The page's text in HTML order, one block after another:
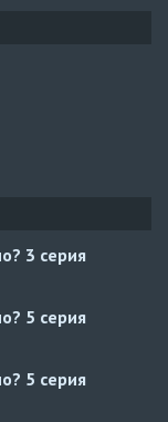
3 серия
5 серия
5 серия